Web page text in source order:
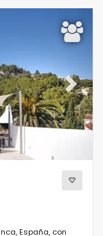
Next
España, con